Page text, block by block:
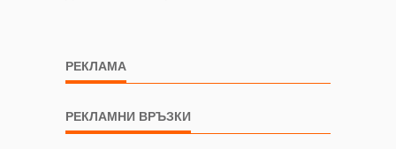
РЕКЛАМА
РЕКЛАМНИ ВРЪЗКИ